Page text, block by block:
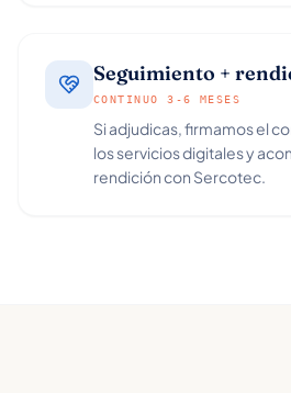
Seguimiento +
CONTINUO 3-6 MESES
Si adjudicas, firmamos el
los servicios digitales y
rendición con Sercotec.